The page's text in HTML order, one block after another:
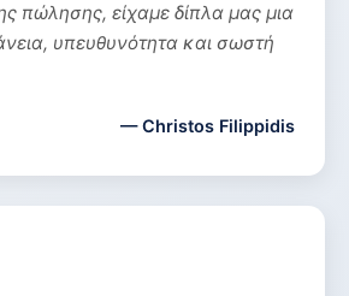
πώλησης, είχαμε δίπλα μας μια
υπευθυνότητα και σωστή
— Christos Filippidis